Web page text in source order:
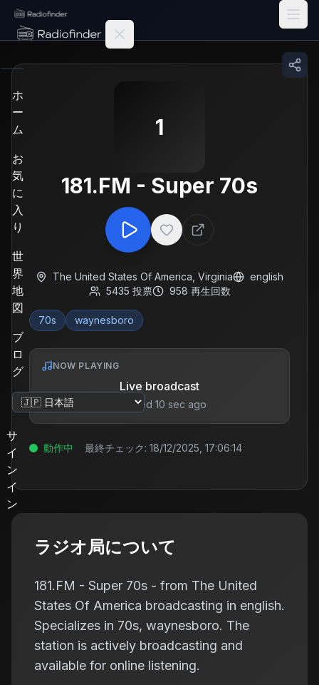
Radiofinder home
ホ
ー
ム
お
気
に
入
り
世
界
地
図
ブ
ロ
グ
言語を変更
サ
イ
ン
イ
ン
1
181.FM - Super 70s
The United States Of America Virginia
english
5435 投票 958 再生回数
70s waynesboro
NOW PLAYING
Live broadcast
updated 10 sec ago
動作中 最終チェック: 18/12/2025, 17:06:14
ラジオ局について
181.FM - Super 70s - from The United
States Of America broadcasting in english.
Specializes in 70s, waynesboro. The
station is actively broadcasting and
available for online listening.